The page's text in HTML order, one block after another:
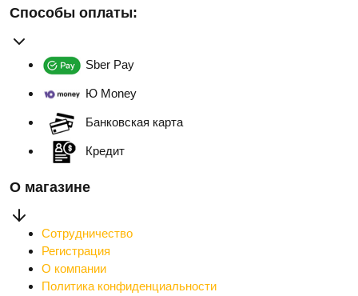
Способы оплаты:
Sber Pay
Ю Money
Банковская карта
Кредит
О магазине
Сотрудничество
Регистрация
О компании
Политика конфиденциальности